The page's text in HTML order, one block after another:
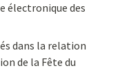
électronique des
dans la relation
de la Fête du